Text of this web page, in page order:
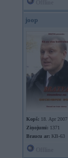
joop
Kopš: 18. Apr 2007
Ziņojumi: 1371
Braucu ar: KB-63